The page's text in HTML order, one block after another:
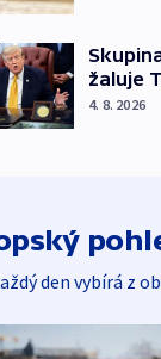
žaluje
4. 8. 2026
den vybírá z